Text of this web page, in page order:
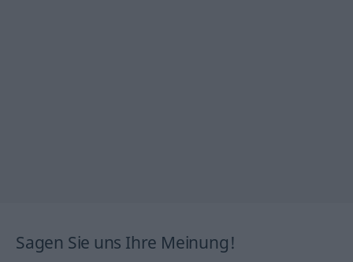
Sagen Sie uns Ihre Meinung!